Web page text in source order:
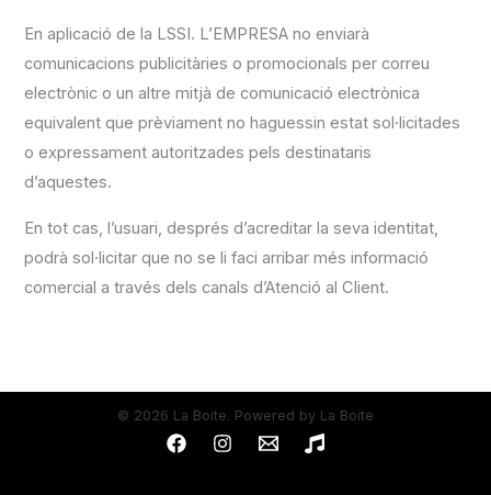
En aplicació de la LSSI. L’EMPRESA no enviarà
comunicacions publicitàries o promocionals per correu
electrònic o un altre mitjà de comunicació electrònica
equivalent que prèviament no haguessin estat sol·licitades
o expressament autoritzades pels destinataris
d’aquestes.
En tot cas, l’usuari, després d’acreditar la seva identitat,
podrà sol·licitar que no se li faci arribar més informació
comercial a través dels canals d’Atenció al Client.
© 2026 La Boite. Powered by La Boite